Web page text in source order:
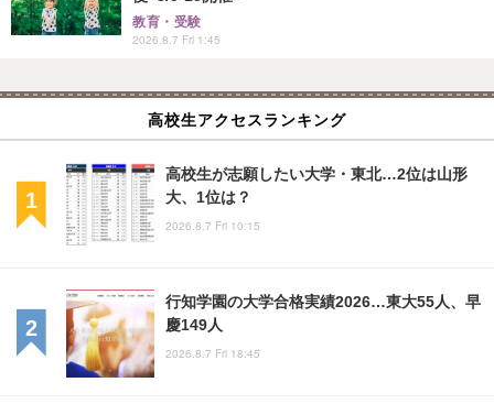
教育・受験
2026.8.7 Fri 1:45
高校生アクセスランキング
高校生が志願したい大学・東北…2位は山形
大、1位は？
2026.8.7 Fri 10:15
行知学園の大学合格実績2026…東大55人、早
慶149人
2026.8.7 Fri 18:45